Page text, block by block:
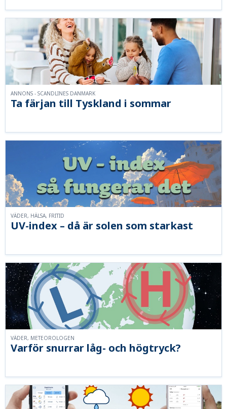
Ta färjan till Tyskland i sommar
ANNONS - SCANDLINES DANMARK
UV-index – då är solen som starkast
VÄDER, HÄLSA, FRITID
Varför snurrar låg- och högtryck?
VÄDER, METEOROLOGEN